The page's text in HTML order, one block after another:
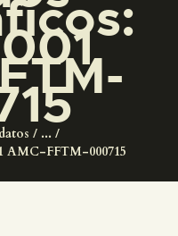
...
AMC-FFTM-000715